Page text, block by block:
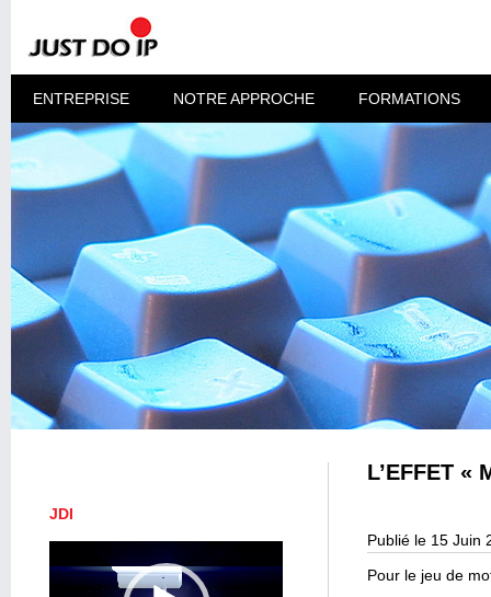
ENTREPRISE NOTRE APPROCHE FORMATIONS
JDI
vidéo
L’EFFET «
Publié le 15 Juin
Pour le jeu de